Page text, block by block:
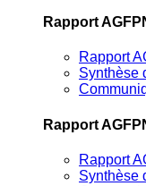
Rapport
Rapport
Synthèse
Rapport
Rapport
Synthèse